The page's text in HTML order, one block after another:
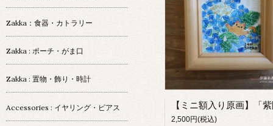
2,500円(税込)
Zakka：食器・カトラリー
Zakka : ポーチ・がま口
Zakka : 置物・飾り・時計
Accessories : イヤリング・ピアス